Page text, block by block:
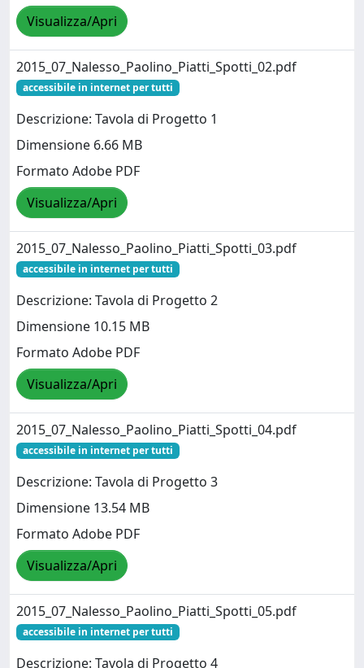
Visualizza/Apri
2015_07_Nalesso_Paolino_Piatti_Spotti_02.pdf
accessibile in internet per tutti
Descrizione: Tavola di Progetto 1
Dimensione 6.66 MB
Formato Adobe PDF
Visualizza/Apri
2015_07_Nalesso_Paolino_Piatti_Spotti_03.pdf
accessibile in internet per tutti
Descrizione: Tavola di Progetto 2
Dimensione 10.15 MB
Formato Adobe PDF
Visualizza/Apri
2015_07_Nalesso_Paolino_Piatti_Spotti_04.pdf
accessibile in internet per tutti
Descrizione: Tavola di Progetto 3
Dimensione 13.54 MB
Formato Adobe PDF
Visualizza/Apri
2015_07_Nalesso_Paolino_Piatti_Spotti_05.pdf
accessibile in internet per tutti
Descrizione: Tavola di Progetto 4